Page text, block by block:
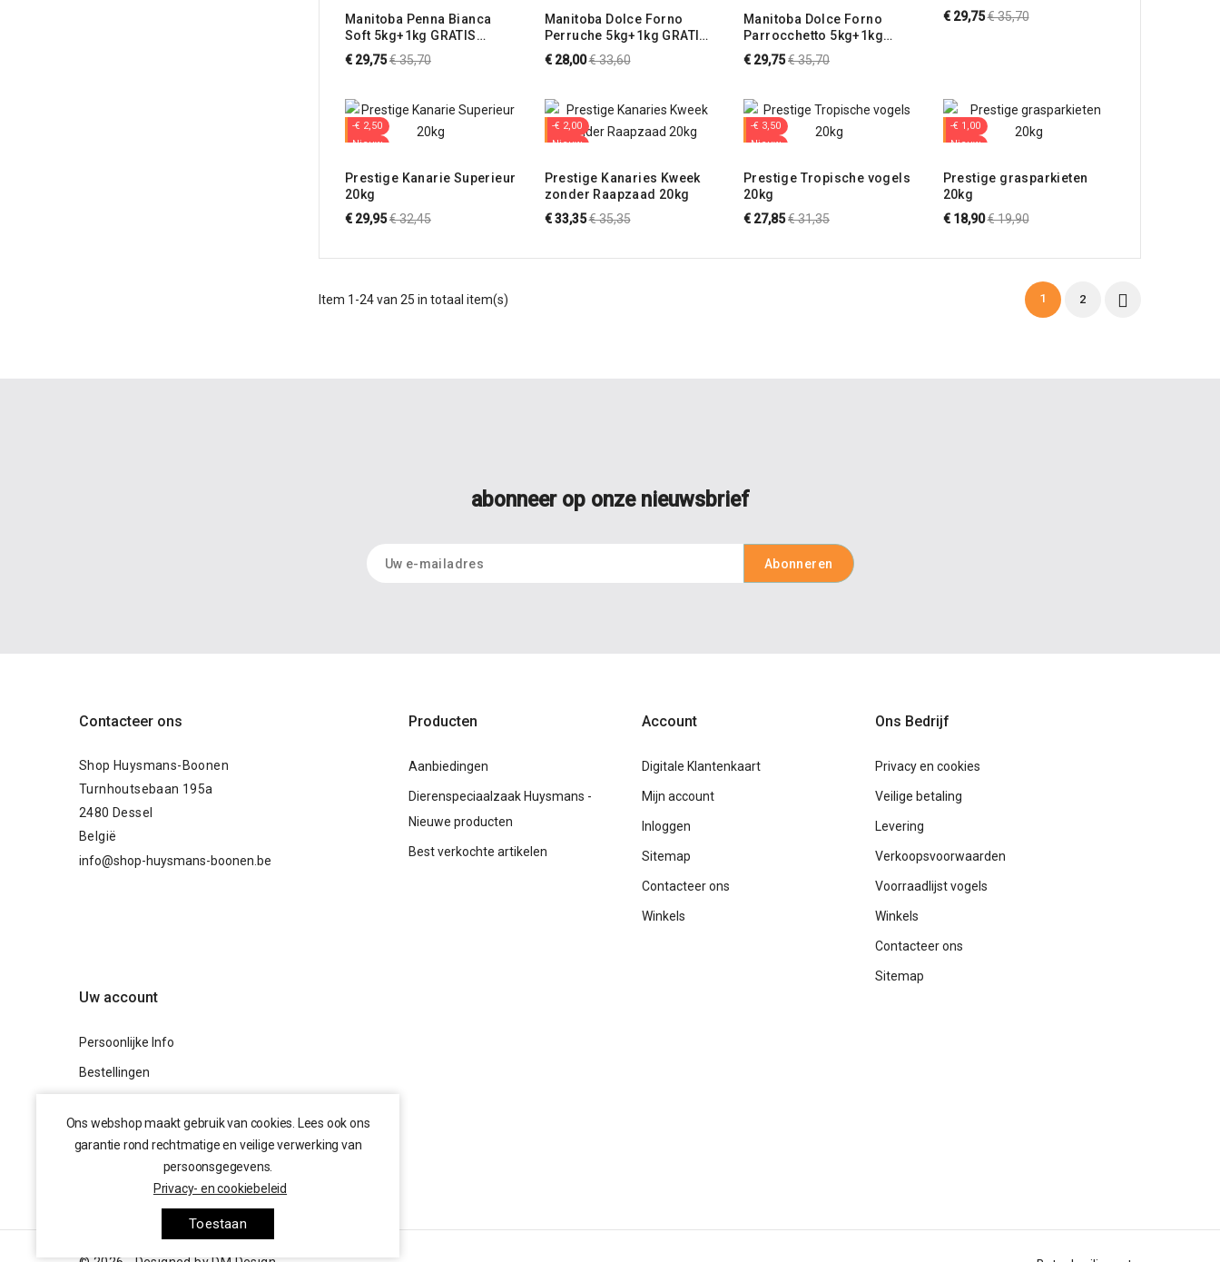
Manitoba Penna Bianca
Soft 5kg+1kg GRATIS
(vochtig opfokvoer bianco
voor witte kanaries)
€ 29,75Normale
€ 35,70
Manitoba Dolce Forno
Perruche 5kg+1kg GRATIS
(Eivoer droog voor
grasparkieten)
€ 28,00Normale
€ 33,60
Manitoba Dolce Forno
Parrocchetto 5kg+1kg
GRATIS (Eivoer droog voor
parkieten en grote
€ 29,75Normale
€ 35,70
GRATIS (Eivoer droog voor
tropische vogels)
€ 29,75Normale
€ 35,70
-€ 2,50
Nieuw
Prestige Kanarie Superieur
20kg
€ 29,95Normale
€ 32,45
-€ 2,00
Nieuw
Prestige Kanaries Kweek
zonder Raapzaad 20kg
€ 33,35Normale
€ 35,35
-€ 3,50
Nieuw
Prestige Tropische vogels
20kg
€ 27,85Normale
€ 31,35
-€ 1,00
Nieuw
Prestige grasparkieten
20kg
€ 18,90Normale
€ 19,90
Item 1-24 van 25 in totaal item(s) 1 2 
abonneer op onze nieuwsbrief
Contacteer ons
Shop Huysmans-Boonen
Turnhoutsebaan 195a
2480 Dessel
België
info@shop-huysmans-boonen.be
Producten
Aanbiedingen
Dierenspeciaalzaak Huysmans -
Nieuwe producten
Best verkochte artikelen
Account
Digitale Klantenkaart
Mijn account
Inloggen
Sitemap
Contacteer ons
Winkels
Ons Bedrijf
Privacy en cookies
Veilige betaling
Levering
Verkoopsvoorwaarden
Voorraadlijst vogels
Winkels
Contacteer ons
Sitemap
FacebookInstagram
Uw account
Persoonlijke Info
Bestellingen
Adressen
Waardebonnen
Ons webshop maakt gebruik van cookies. Lees ook ons
garantie rond rechtmatige en veilige verwerking van
persoonsgegevens.
Privacy- en cookiebeleid
Toestaan